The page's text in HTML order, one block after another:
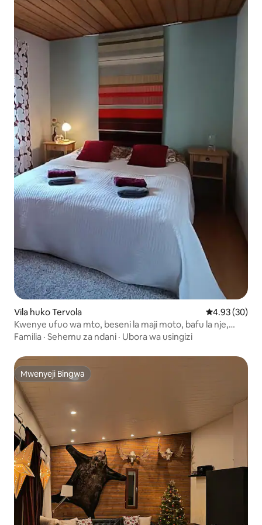
Vila huko Tervola Ukadiriaji wa
4.93 (30)
Kwenye ufuo wa mto, beseni la maji moto, bafu la nje,
theluji, mianga ya kaskazini
Familia · Sehemu za ndani · Ubora wa usingizi
Mwenyeji Bingwa
Mwenyeji Bingwa